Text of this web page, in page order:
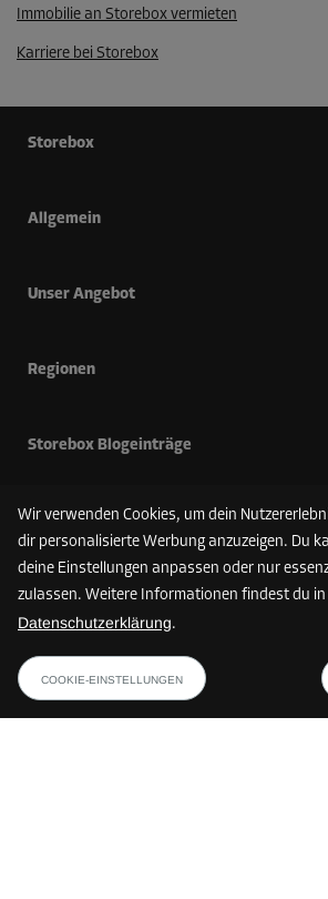
Wir verwenden Cookies, um dein
dir personalisierte Werbung anzuzeigen. Du
deine Einstellungen anpassen oder nur
zulassen. Weitere Informationen findest du
Datenschutzerklärung.
COOKIE-EINSTELLUNGEN
Immobilie an Storebox vermieten
Karriere bei Storebox
FINDE DEINE
Storebox
Allgemein
Unser Angebot
Regionen
Storebox Blogeinträge
Internationaler Tag des Aufräumens
Bücher korrekt einlagern
Wintersport-Ausrüstung lagern
myflexbox in Storebox nutzen – Pakete 24/7
Selfstorage in Innsbruck | Dein Lagerplatz in
Zahlungsmethoden